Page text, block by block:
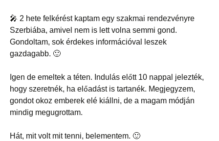
🎤 2 hete felkérést kaptam egy szakmai rendezvényre
Szerbiába, amivel nem is lett volna semmi gond.
Gondoltam, sok érdekes információval leszek
gazdagabb. 🙂
Igen de emeltek a téten. Indulás előtt 10 nappal jelezték,
hogy szeretnék, ha előadást is tartanék. Megjegyzem,
gondot okoz emberek elé kiállni, de a magam módján
mindig megugrottam.
Hát, mit volt mit tenni, belementem. 🙂